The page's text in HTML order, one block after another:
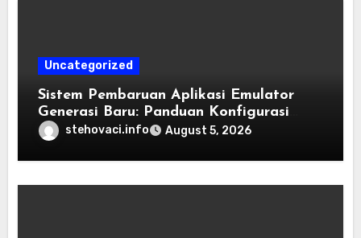
Uncategorized
Sistem Pembaruan Aplikasi Emulator
Generasi Baru: Panduan Konfigurasi
Perangkat Eden Emulation
stehovaci.info August 5, 2026